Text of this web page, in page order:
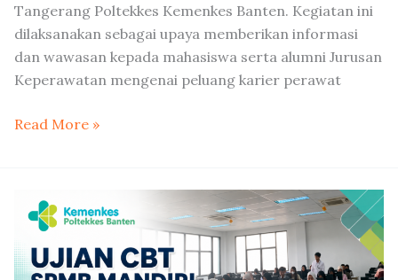
Tangerang Poltekkes Kemenkes Banten. Kegiatan ini
dilaksanakan sebagai upaya memberikan informasi
dan wawasan kepada mahasiswa serta alumni Jurusan
Keperawatan mengenai peluang karier perawat
Read More »
Poltekkes
Kemenkes
Banten
Laksanakan